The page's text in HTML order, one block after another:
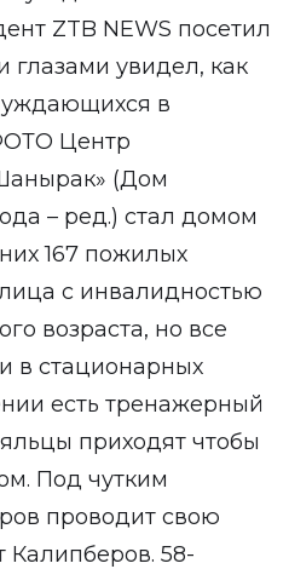
ZTB NEWS посетил
глазами увидел, как
в
Центр
(Дом
– ред.) стал домом
167 пожилых
с инвалидностью
возраста, но все
в стационарных
есть тренажерный
приходят чтобы
Под чутким
проводит свою
Калипберов. 58-